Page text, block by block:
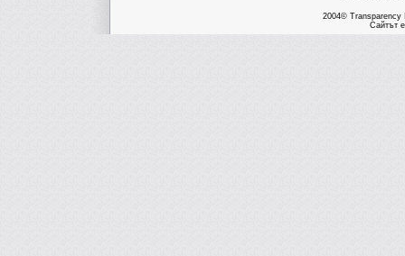
2004© Transparency
Сайтът